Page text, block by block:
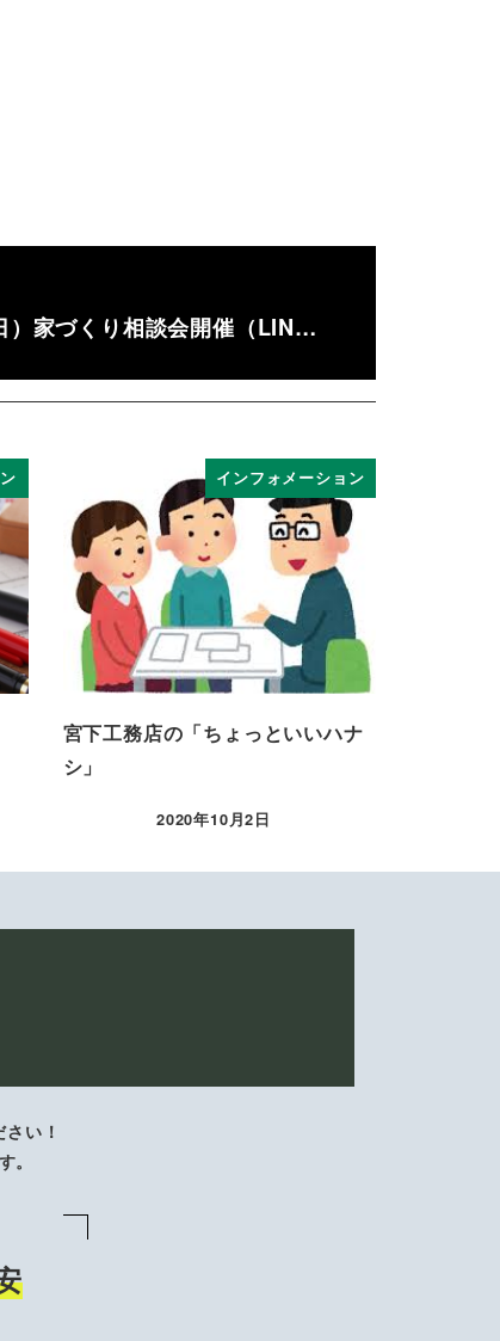
）家づくり相談会開催（LIN…
インフォメーション
宮下工務店の「ちょっといいハナ
シ」
投稿日
2020年10月2日
い！
。